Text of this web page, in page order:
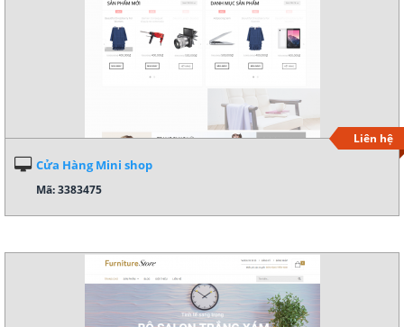
Liên hệ
Cửa Hàng Mini shop
Mã: 3383475
Chi tiết